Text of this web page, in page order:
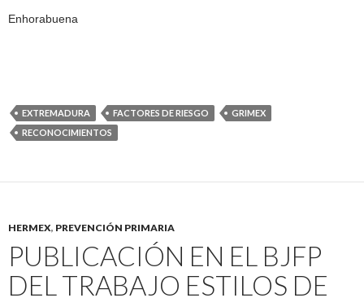
Enhorabuena
EXTREMADURA FACTORES DE RIESGO
GRIMEX
RECONOCIMIENTOS
HERMEX, PREVENCIÓN PRIMARIA
PUBLICACIÓN EN EL BJFP
DEL TRABAJO ESTILOS DE